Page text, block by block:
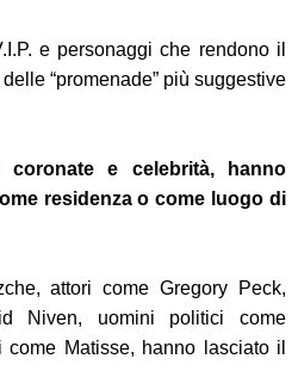
e personaggi che rendono il
“promenade” più suggestive
coronate e celebrità, hanno
residenza o come luogo di
attori come Gregory Peck,
Niven, uomini politici come
Matisse, hanno lasciato il